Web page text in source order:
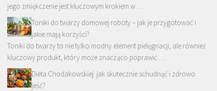
jego zmiękczenie jest kluczowym krokiem w …
Toniki do twarzy domowej roboty – jak je przygotować i
jakie mają korzyści?
Toniki do twarzy to nie tylko modny element pielęgnacji, ale również
kluczowy produkt, który może znacząco poprawić …
Dieta Chodakowskiej: jak skutecznie schudnąć i zdrowo
jeść?